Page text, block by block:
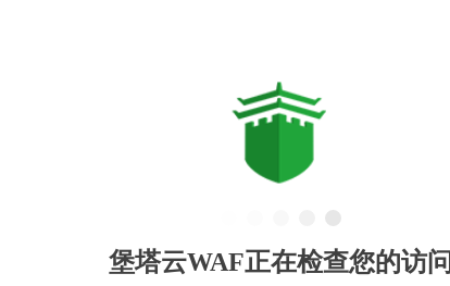
堡塔云WAF正在检查您的访问